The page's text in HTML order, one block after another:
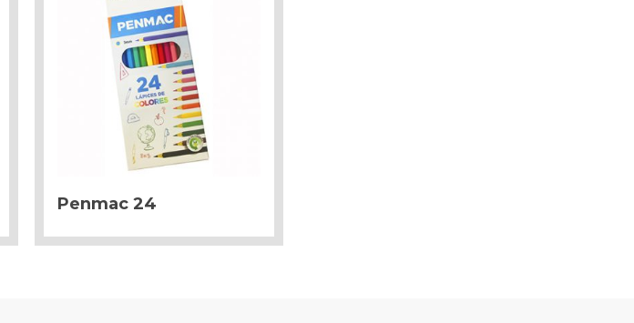
Penmac 24